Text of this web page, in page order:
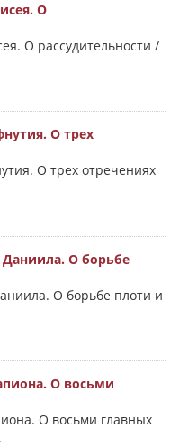
О
О рассудительности /
О трех
О трех отречениях
Даниила. О борьбе
О борьбе плоти и
О восьми
О восьми главных